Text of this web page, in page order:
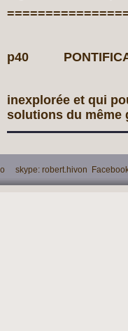
p40 PONTIFICAT
inexplorée et qui
solutions du même
skype: robert.hivon